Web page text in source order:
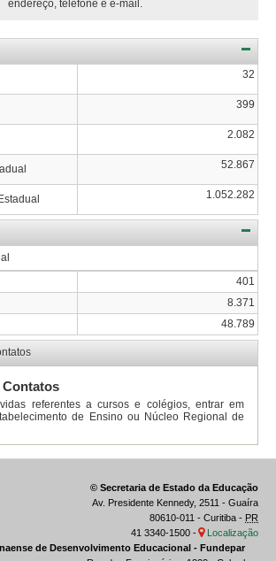
endereço, telefone e e-mail.
32
399
2.082
52.867
1.052.282
401
8.371
48.789
Contatos
referentes a cursos e colégios, entrar em
de Ensino ou Núcleo Regional de
© Secretaria de Estado da Educação
Av. Presidente Kennedy, 2511 - Guaíra
80610-011 - Curitiba - PR
41 3340-1500 -
Localização
de Desenvolvimento Educacional - Fundepar